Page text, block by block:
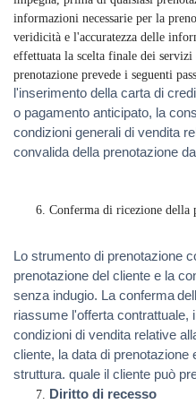
informazioni necessarie per la
veridicità e l'accuratezza delle
effettuata la scelta finale dei
prenotazione prevede i seguenti
l'inserimento della carta di
o pagamento anticipato, la
condizioni generali di vendita
convalida della prenotazione
Conferma di ricezione della
Lo strumento di prenotazione
prenotazione del cliente e la
senza indugio. La conferma
riassume l'offerta contrattuale, i
condizioni di vendita relative
cliente, la data di prenotazione
struttura. quale il cliente può
Diritto di recesso